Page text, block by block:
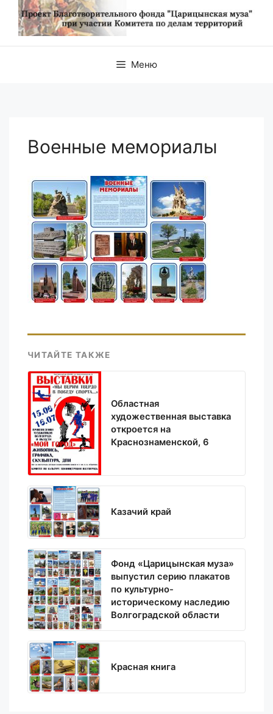
Меню
Военные мемориалы
ЧИТАЙТЕ ТАКЖЕ
Областная
художественная выставка
откроется на
Краснознаменской, 6
Казачий край
Фонд «Царицынская муза»
выпустил серию плакатов
по культурно-
историческому наследию
Волгоградской области
Красная книга